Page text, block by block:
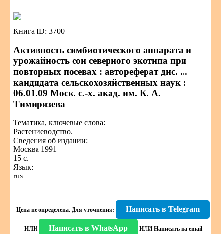
Книга ID: 3700
Активность симбиотического аппарата и
урожайность сои северного экотипа при
повторных посевах : автореферат дис. ...
кандидата сельскохозяйственных наук :
06.01.09 Моск. с.-х. акад. им. К. А.
Тимирязева
Тематика, ключевые слова:
Растениеводство.
Сведения об издании:
Москва 1991
15 с.
Язык:
rus
Цена не определена. Для уточнения: Написать в Telegram
ИЛИ Написать в WhatsApp ИЛИ Написать на email